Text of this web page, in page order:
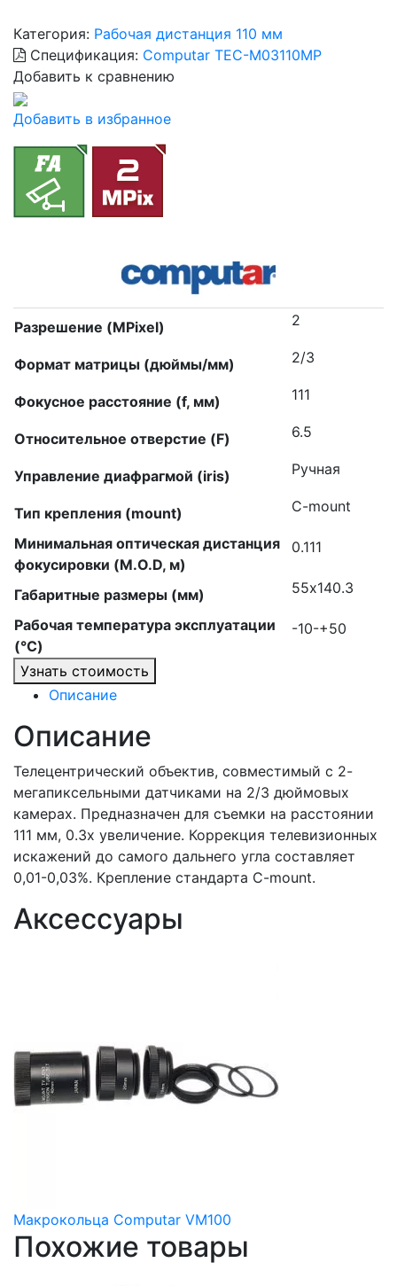
Категория: Рабочая дистанция 110 мм
Спецификация: Computar TEC-M03110MP
Добавить к сравнению
Добавить в избранное
Разрешение (MPixel) 2
Формат матрицы (дюймы/мм) 2/3
Фокусное расстояние (f, мм) 111
Относительное отверстие (F) 6.5
Управление диафрагмой (iris) Ручная
Тип крепления (mount) C-mount
Минимальная оптическая дистанция
фокусировки (M.O.D, м)
0.111
Габаритные размеры (мм) 55х140.3
Рабочая температура эксплуатации
(°C)
-10-+50
Узнать стоимость
Описание
Описание
Телецентрический объектив, совместимый с 2-
мегапиксельными датчиками на 2/3 дюймовых
камерах. Предназначен для съемки на расстоянии
111 мм, 0.3x увеличение. Коррекция телевизионных
искажений до самого дальнего угла составляет
0,01-0,03%. Крепление стандарта C-mount.
Аксессуары
Макрокольца Computar VM100
Похожие товары